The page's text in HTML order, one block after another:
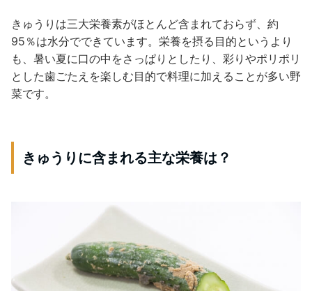
きゅうりは三大栄養素がほとんど含まれておらず、約
95％は水分でできています。栄養を摂る目的というより
も、暑い夏に口の中をさっぱりとしたり、彩りやポリポリ
とした歯ごたえを楽しむ目的で料理に加えることが多い野
菜です。
きゅうりに含まれる主な栄養は？